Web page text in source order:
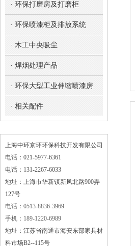
· 环保打磨房及打磨柜
· 环保喷漆柜及排放系统
· 木工中央吸尘
· 焊烟处理产品
· 环保大型工业伸缩喷漆房
· 相关配件
上海中环京环环保科技开发有限公司
电话：021-5977-6361
电话：131-2267-6033
地址：上海市华新镇新凤北路900弄
127号
电话：0513-8836-3969
手机：189-1220-6989
地址：江苏省南通市海安东部家具材
料市场B2--115号